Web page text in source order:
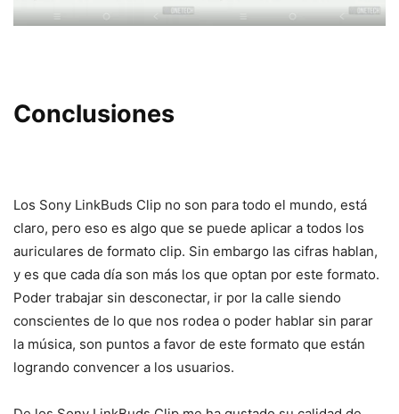
Conclusiones
Los Sony LinkBuds Clip no son para todo el mundo, está
claro, pero eso es algo que se puede aplicar a todos los
auriculares de formato clip. Sin embargo las cifras hablan,
y es que cada día son más los que optan por este formato.
Poder trabajar sin desconectar, ir por la calle siendo
conscientes de lo que nos rodea o poder hablar sin parar
la música, son puntos a favor de este formato que están
logrando convencer a los usuarios.